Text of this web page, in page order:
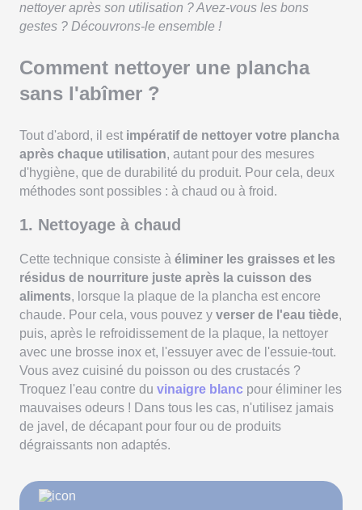
nettoyer après son utilisation ? Avez-vous les bons
gestes ? Découvrons-le ensemble !
Comment nettoyer une plancha
sans l'abîmer ?
Tout d'abord, il est impératif de nettoyer votre plancha
après chaque utilisation, autant pour des mesures
d'hygiène, que de durabilité du produit. Pour cela, deux
méthodes sont possibles : à chaud ou à froid.
1. Nettoyage à chaud
Cette technique consiste à éliminer les graisses et les
résidus de nourriture juste après la cuisson des
aliments, lorsque la plaque de la plancha est encore
chaude. Pour cela, vous pouvez y verser de l'eau tiède,
puis, après le refroidissement de la plaque, la nettoyer
avec une brosse inox et, l'essuyer avec de l'essuie-tout.
Vous avez cuisiné du poisson ou des crustacés ?
Troquez l'eau contre du vinaigre blanc pour éliminer les
mauvaises odeurs ! Dans tous les cas, n'utilisez jamais
de javel, de décapant pour four ou de produits
dégraissants non adaptés.